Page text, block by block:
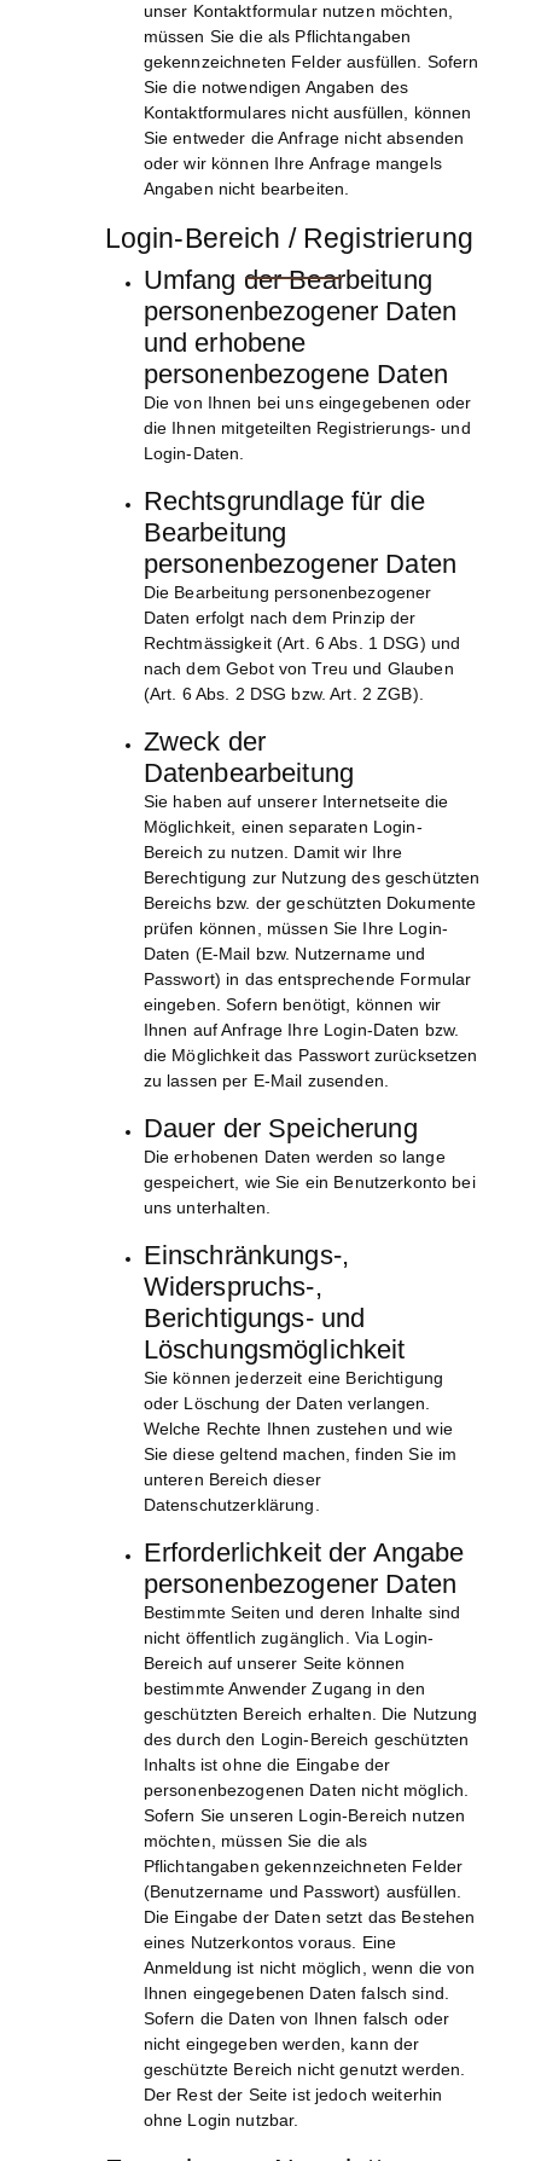
unser Kontaktformular nutzen möchten,
müssen Sie die als Pflichtangaben
gekennzeichneten Felder ausfüllen. Sofern
Sie die notwendigen Angaben des
Kontaktformulares nicht ausfüllen, können
Sie entweder die Anfrage nicht absenden
oder wir können Ihre Anfrage mangels
Angaben nicht bearbeiten.
Login-Bereich / Registrierung
Umfang der Bearbeitung
personenbezogener Daten
und erhobene
personenbezogene Daten
Die von Ihnen bei uns eingegebenen oder
die Ihnen mitgeteilten Registrierungs- und
Login-Daten.
Rechtsgrundlage für die
Bearbeitung
personenbezogener Daten
Die Bearbeitung personenbezogener
Daten erfolgt nach dem Prinzip der
Rechtmässigkeit (Art. 6 Abs. 1 DSG) und
nach dem Gebot von Treu und Glauben
(Art. 6 Abs. 2 DSG bzw. Art. 2 ZGB).
Zweck der
Datenbearbeitung
Sie haben auf unserer Internetseite die
Möglichkeit, einen separaten Login-
Bereich zu nutzen. Damit wir Ihre
Berechtigung zur Nutzung des geschützten
Bereichs bzw. der geschützten Dokumente
prüfen können, müssen Sie Ihre Login-
Daten (E-Mail bzw. Nutzername und
Passwort) in das entsprechende Formular
eingeben. Sofern benötigt, können wir
Ihnen auf Anfrage Ihre Login-Daten bzw.
die Möglichkeit das Passwort zurücksetzen
zu lassen per E-Mail zusenden.
Dauer der Speicherung
Die erhobenen Daten werden so lange
gespeichert, wie Sie ein Benutzerkonto bei
uns unterhalten.
Einschränkungs-,
Widerspruchs-,
Berichtigungs- und
Löschungsmöglichkeit
Sie können jederzeit eine Berichtigung
oder Löschung der Daten verlangen.
Welche Rechte Ihnen zustehen und wie
Sie diese geltend machen, finden Sie im
unteren Bereich dieser
Datenschutzerklärung.
Erforderlichkeit der Angabe
personenbezogener Daten
Bestimmte Seiten und deren Inhalte sind
nicht öffentlich zugänglich. Via Login-
Bereich auf unserer Seite können
bestimmte Anwender Zugang in den
geschützten Bereich erhalten. Die Nutzung
des durch den Login-Bereich geschützten
Inhalts ist ohne die Eingabe der
personenbezogenen Daten nicht möglich.
Sofern Sie unseren Login-Bereich nutzen
möchten, müssen Sie die als
Pflichtangaben gekennzeichneten Felder
(Benutzername und Passwort) ausfüllen.
Die Eingabe der Daten setzt das Bestehen
eines Nutzerkontos voraus. Eine
Anmeldung ist nicht möglich, wenn die von
Ihnen eingegebenen Daten falsch sind.
Sofern die Daten von Ihnen falsch oder
nicht eingegeben werden, kann der
geschützte Bereich nicht genutzt werden.
Der Rest der Seite ist jedoch weiterhin
ohne Login nutzbar.